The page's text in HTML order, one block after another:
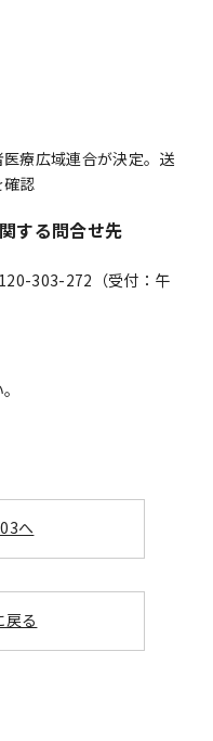
医療広域連合が決定。送
認
する問合せ先
303-272（受付：午
へ
戻る